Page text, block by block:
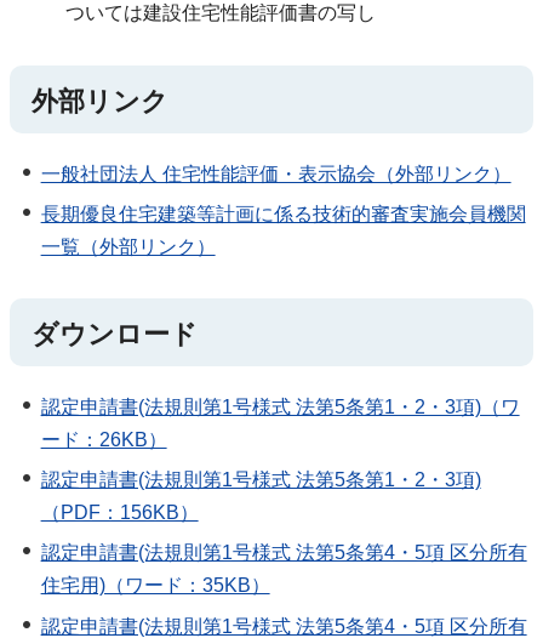
ついては建設住宅性能評価書の写し
外部リンク
一般社団法人 住宅性能評価・表示協会（外部リンク）
長期優良住宅建築等計画に係る技術的審査実施会員機関
一覧（外部リンク）
ダウンロード
認定申請書(法規則第1号様式 法第5条第1・2・3項)（ワ
ード：26KB）
認定申請書(法規則第1号様式 法第5条第1・2・3項)
（PDF：156KB）
認定申請書(法規則第1号様式 法第5条第4・5項 区分所有
住宅用)（ワード：35KB）
認定申請書(法規則第1号様式 法第5条第4・5項 区分所有